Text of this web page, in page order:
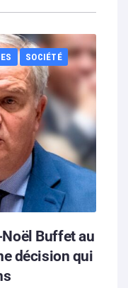
SOCIÉTÉ
Buffet au
décision qui